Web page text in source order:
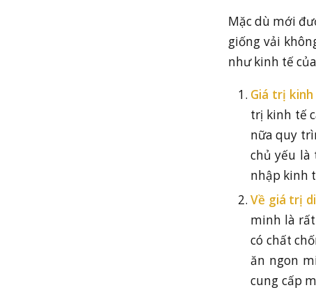
Mặc dù mới
giống vải
như kinh tế
Giá trị
trị kinh tế
nữa quy
chủ yếu là
nhập kinh
Về giá trị
minh là
có chất
ăn ngon
cung cấp